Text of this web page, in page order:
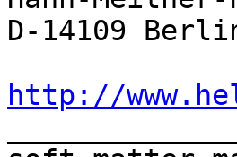
D-14109
http://